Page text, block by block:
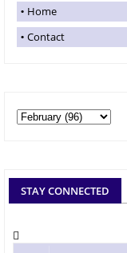
Home
Contact
STAY CONNECTED